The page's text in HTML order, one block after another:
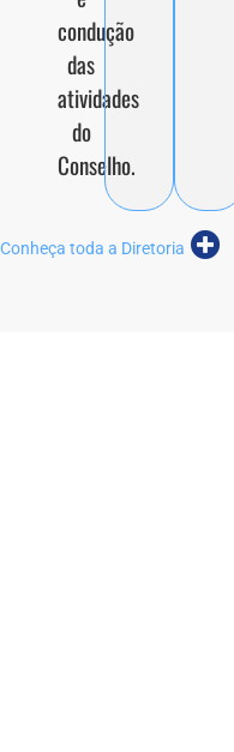
condução
das
atividades
do
Conselho.
Conheça toda a Diretoria